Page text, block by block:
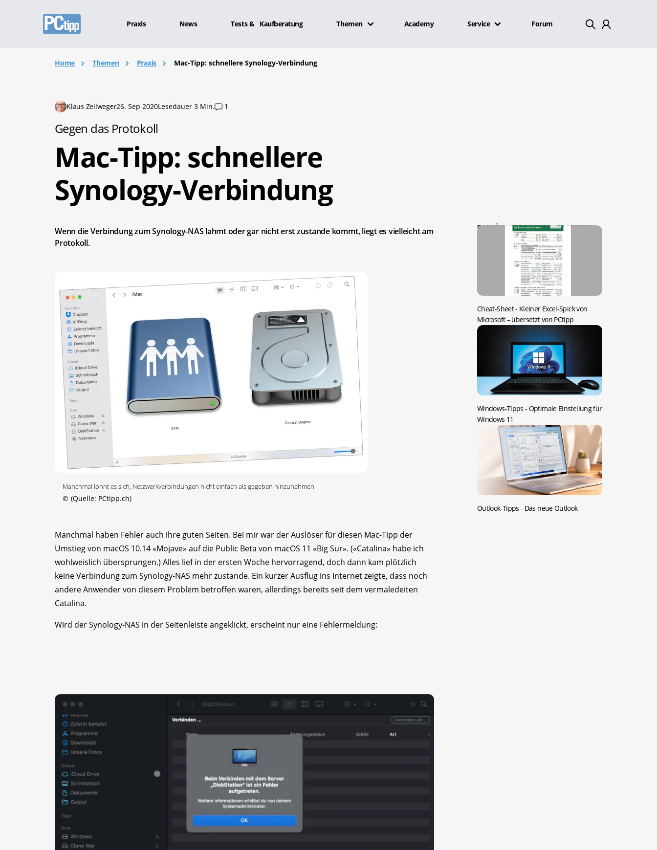
Praxis News Tests & Kaufberatung Themen Academy Service Forum
Home Themen Praxis Mac-Tipp: schnellere Synology-Verbindung
Klaus Zellweger26. Sep 2020Lesedauer 3 Min. 1
Gegen das Protokoll
Mac-Tipp: schnellere
Synology-Verbindung
Wenn die Verbindung zum Synology-NAS lahmt oder gar nicht erst zustande kommt, liegt es vielleicht am
Protokoll.
Manchmal lohnt es sich, Netzwerkverbindungen nicht einfach als gegeben hinzunehmen
© (Quelle: PCtipp.ch)
Manchmal haben Fehler auch ihre guten Seiten. Bei mir war der Auslöser für diesen Mac-Tipp der
Umstieg von macOS 10.14 «Mojave» auf die Public Beta von macOS 11 «Big Sur». («Catalina» habe ich
wohlweislich übersprungen.) Alles lief in der ersten Woche hervorragend, doch dann kam plötzlich
keine Verbindung zum Synology-NAS mehr zustande. Ein kurzer Ausflug ins Internet zeigte, dass noch
andere Anwender von diesem Problem betroffen waren, allerdings bereits seit dem vermaledeiten
Catalina.
Wird der Synology-NAS in der Seitenleiste angeklickt, erscheint nur eine Fehlermeldung:
DAS KÖNNTE SIE AUCH INTERESSIEREN:
Cheat-Sheet - Kleiner Excel-Spick von
Microsoft – übersetzt von PCtipp
Windows-Tipps - Optimale Einstellung für
Windows 11
Outlook-Tipps - Das neue Outlook